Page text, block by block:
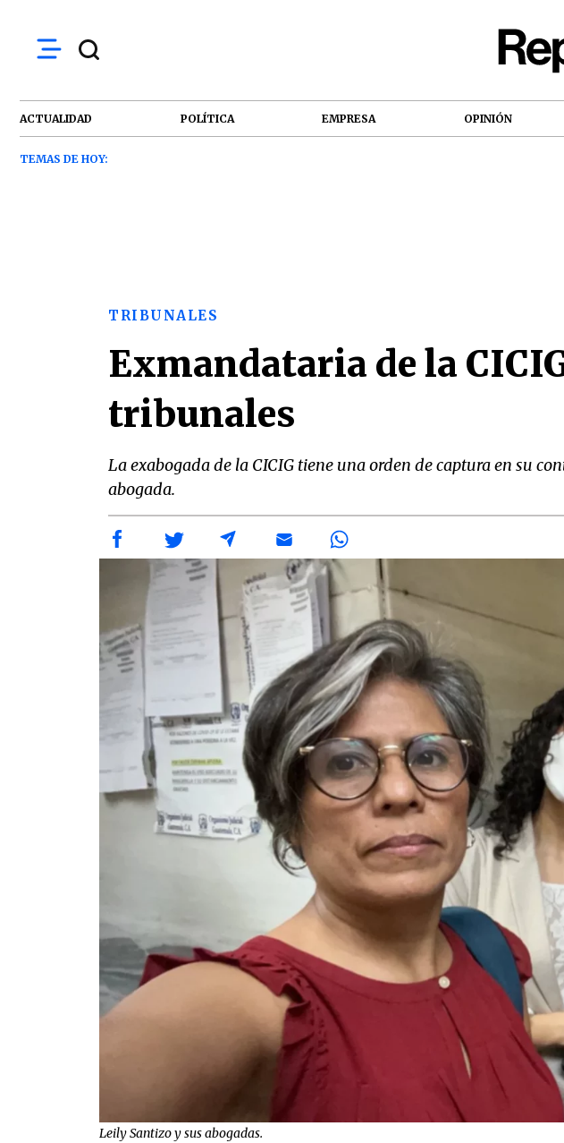
ACTUALIDAD POLÍTICA EMPRESA OPINIÓN
TEMAS DE HOY:
TRIBUNALES
Exmandataria de la
tribunales
La exabogada de la CICIG tiene una orden de captura en su
abogada.
Leily Santizo y sus abogadas.